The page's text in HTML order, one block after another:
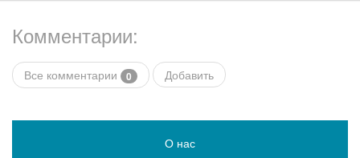
Комментарии:
Все комментарии 0 Добавить
О нас